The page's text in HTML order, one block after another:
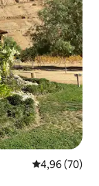
Évaluation
4,96 (70)